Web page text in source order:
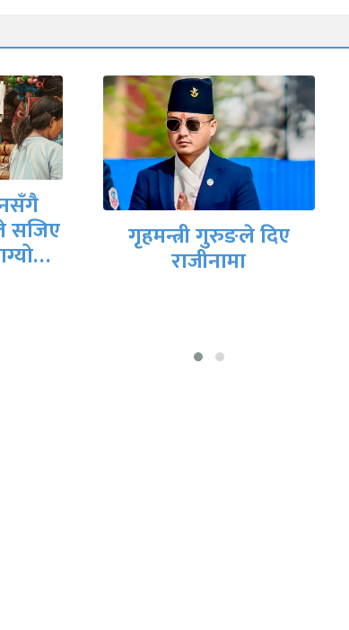
बाढीपहिरोका कारण
देशका प्रमुख राजमार्गहरू
अवरुद्ध, रात्रिकालीन